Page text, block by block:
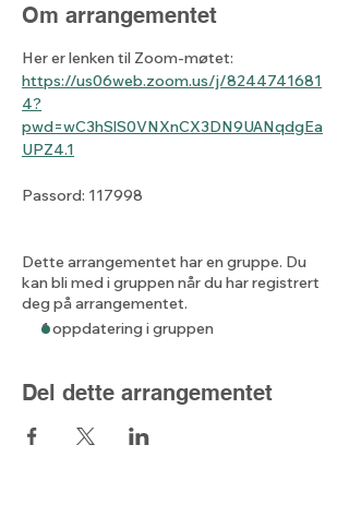
Om arrangementet
Her er lenken til Zoom-møtet:
https://us06web.zoom.us/j/8244741681
4?
pwd=wC3hSlS0VNXnCX3DN9UANqdgEa
UPZ4.1
Passord: 117998
Dette arrangementet har en gruppe. Du
kan bli med i gruppen når du har registrert
deg på arrangementet.
1 oppdatering i gruppen
Del dette arrangementet